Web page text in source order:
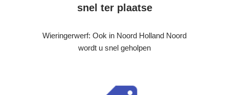
snel ter plaatse
Wieringerwerf: Ook in Noord Holland Noord
wordt u snel geholpen